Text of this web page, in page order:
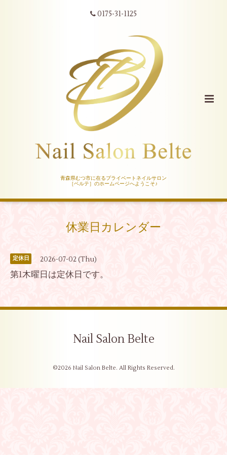
0175-31-1125
青森県むつ市に在るプライベートネイルサロン
［ベルテ］のホームページへようこそ♪
休業日カレンダー
定休日 2026-07-02 (Thu)
第1木曜日は定休日です。
Nail Salon Belte
©2026 Nail Salon Belte. All Rights Reserved.